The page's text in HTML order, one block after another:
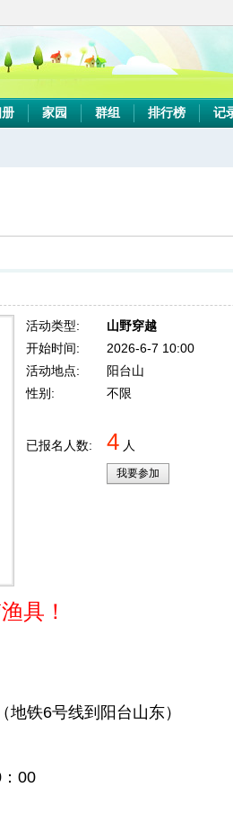
家园 群组 排行榜 记
活动类型:
山野穿越
开始时间:
2026-6-7 10:00
活动地点:
阳台山
性别:
不限
已报名人数: 4 人
我要参加
具！
铁6号线到阳台山东）
00